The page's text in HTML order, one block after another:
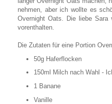
nehmen, aber ich wollte es
Overnight Oats. Die liebe Sara
vorenthalten.
Die Zutaten für eine Portion
50g Haferflocken
150ml Milch nach Wahl -
1 Banane
Vanille